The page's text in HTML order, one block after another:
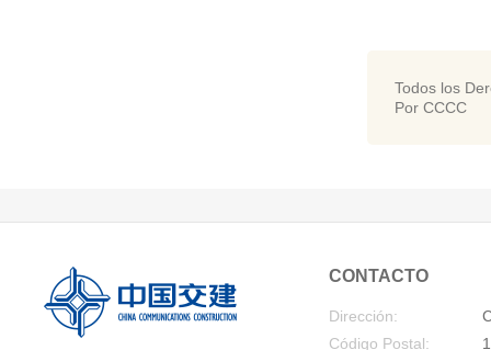
Todos los
Por CCCC
CONTACTO
Dirección:
Código Postal: